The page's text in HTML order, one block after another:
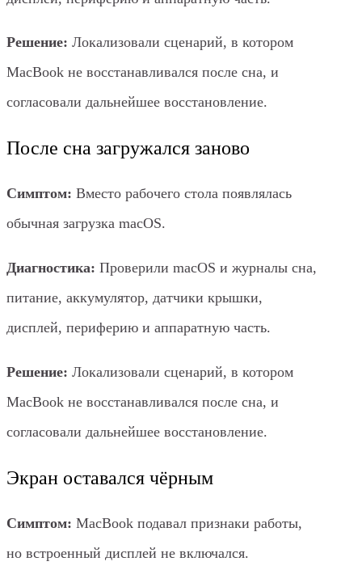
Решение: Локализовали сценарий, в котором
MacBook не восстанавливался после сна, и
согласовали дальнейшее восстановление.
После сна загружался заново
Симптом: Вместо рабочего стола появлялась
обычная загрузка macOS.
Диагностика: Проверили macOS и журналы сна,
питание, аккумулятор, датчики крышки,
дисплей, периферию и аппаратную часть.
Решение: Локализовали сценарий, в котором
MacBook не восстанавливался после сна, и
согласовали дальнейшее восстановление.
Экран оставался чёрным
Симптом: MacBook подавал признаки работы,
но встроенный дисплей не включался.